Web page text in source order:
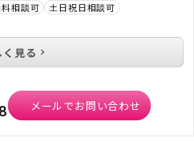
相談可
土日祝日相談可
く見る
メールでお問い合わせ